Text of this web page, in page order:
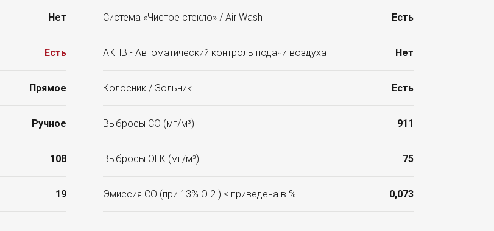
Нет Система «Чистое стекло» / Air Wash Есть
Есть АКПВ - Автоматический контроль подачи воздуха Нет
Прямое Колосник / Зольник Есть
Ручное Выбросы CO (мг/м³) 911
108 Выбросы ОГК (мг/м³) 75
19 Эмиссия CO (при 13% O 2 ) ≤ приведена в % 0,073